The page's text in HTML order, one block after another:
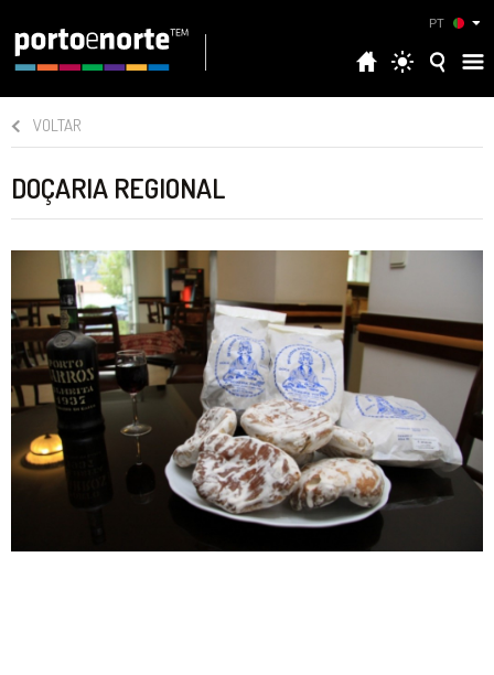
PT
VOLTAR
DOÇARIA REGIONAL